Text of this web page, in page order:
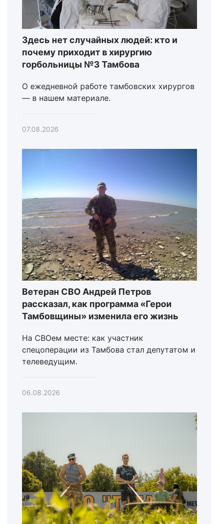
Здесь нет случайных людей: кто и
почему приходит в хирургию
горбольницы №3 Тамбова
О ежедневной работе тамбовских хирургов
— в нашем материале.
07.08.2026
Ветеран СВО Андрей Петров
рассказал, как программа «Герои
Тамбовщины» изменила его жизнь
На СВОем месте: как участник
спецоперации из Тамбова стал депутатом и
телеведущим.
06.08.2026